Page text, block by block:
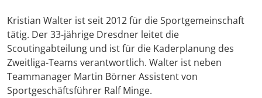
Kristian Walter ist seit 2012 für die Sportgemeinschaft
tätig. Der 33-jährige Dresdner leitet die
Scoutingabteilung und ist für die Kaderplanung des
Zweitliga-Teams verantwortlich. Walter ist neben
Teammanager Martin Börner Assistent von
Sportgeschäftsführer Ralf Minge.